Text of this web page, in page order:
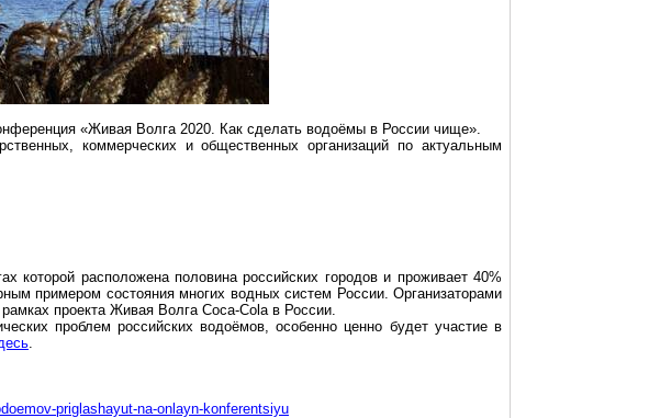
«Живая Волга 2020. Как сделать водоёмы в России чище».
коммерческих и общественных организаций по актуальным
которой расположена половина российских городов и проживает 40%
примером состояния многих водных систем России. Организаторами
проекта Живая Волга Coca-Colaв России.
проблем российских водоёмов, особенно ценно будет участие в
.
priglashayut-na-onlayn-konferentsiyu